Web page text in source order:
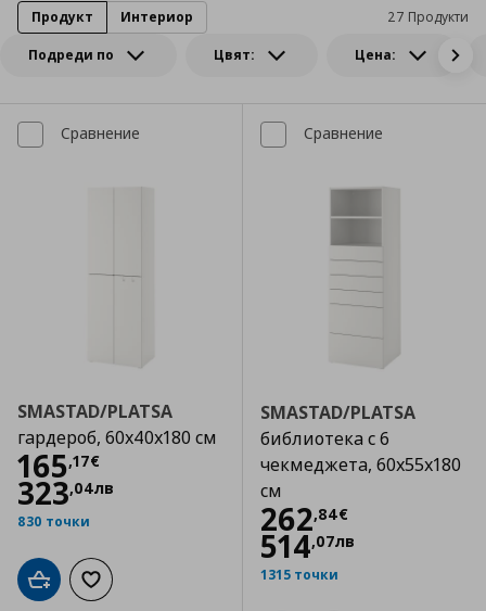
Подреди по Цвят: Цена:
27 Продукти
Продукт Интериор
Сравнение
SMASTAD/PLATSA
гардероб, 60x40x180 см
165,17€
Цена
323,04лв
830 точки
Добави в кошницата
Добави към списъка с любими
Сравнение
SMASTAD/PLATSA
библиотека с 6
чекмеджета, 60x55x180
см
262,84€
Цена262,84 €
514,07лв
1315 точки